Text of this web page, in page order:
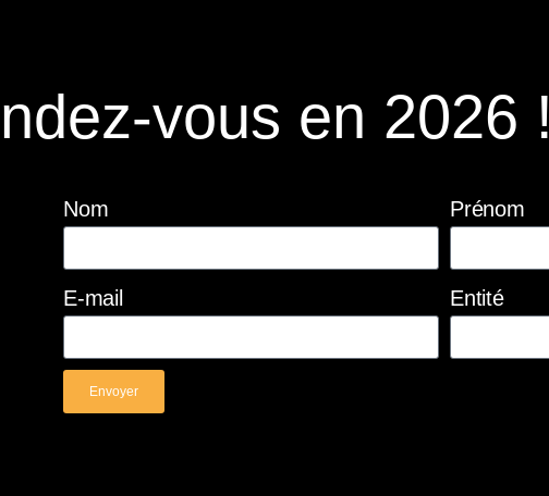
vous en 2026 !
Nom Prénom
E-mail Entité
Envoyer